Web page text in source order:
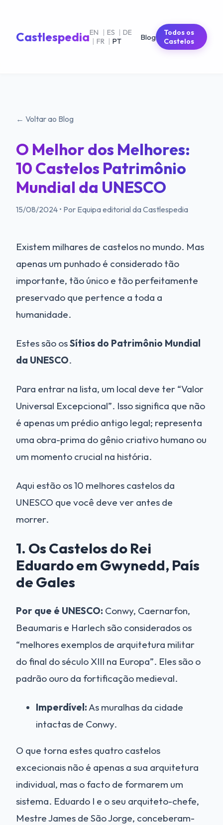
CastlespediaEN | ES | DE
| FR | PT Blog
Todos os
Castelos
← Voltar ao Blog
O Melhor dos Melhores:
10 Castelos Patrimônio
Mundial da UNESCO
15/08/2024 • Por Equipa editorial da Castlespedia
Existem milhares de castelos no mundo. Mas
apenas um punhado é considerado tão
importante, tão único e tão perfeitamente
preservado que pertence a toda a
humanidade.
Estes são osSítios do Patrimônio Mundial
da UNESCO.
Para entrar na lista, um local deve ter “Valor
Universal Excepcional”. Isso significa que não
é apenas um prédio antigo legal; representa
uma obra-prima do gênio criativo humano ou
um momento crucial na história.
Aqui estão os 10 melhores castelos da
UNESCO que você deve ver antes de
morrer.
1. Os Castelos do Rei
Eduardo em Gwynedd, País
de Gales
Por que é UNESCO: Conwy, Caernarfon,
Beaumaris e Harlech são considerados os
“melhores exemplos de arquitetura militar
do final do século XIII na Europa”. Eles são o
padrão ouro da fortificação medieval.
Imperdível:As muralhas da cidade
intactas de Conwy.
O que torna estes quatro castelos
excecionais não é apenas a sua arquitetura
individual, mas o facto de formarem um
sistema. Eduardo I e o seu arquiteto-chefe,
Mestre James de São Jorge, conceberam-